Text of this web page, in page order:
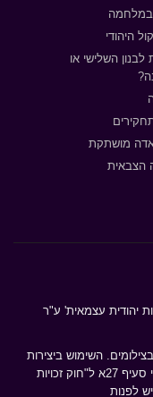
במלחמה
היהודי
השלישי או
מושתקת
הצבאית
יהודית עצמאית' ע"ר
השימוש ביצירות
שבעל הזכויות בהן אינו ידוע או לא אותר נעשה לפי סעיף 27א ל"חוק זכויות
לפנות